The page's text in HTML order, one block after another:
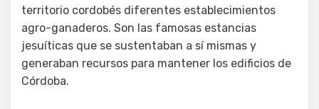
territorio cordobés diferentes establecimientos
agro-ganaderos. Son las famosas estancias
jesuíticas que se sustentaban a sí mismas y
generaban recursos para mantener los edificios de
Córdoba.